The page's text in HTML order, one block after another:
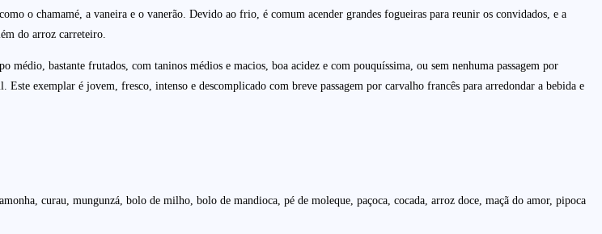
o chamamé, a vaneira e o vanerão. Devido ao frio, é comum acender grandes fogueiras para reunir os convidados, e a
do arroz carreteiro.
bastante frutados, com taninos médios e macios, boa acidez e com pouquíssima, ou sem nenhuma passagem por
exemplar é jovem, fresco, intenso e descomplicado com breve passagem por carvalho francês para arredondar a bebida e
curau, mungunzá, bolo de milho, bolo de mandioca, pé de moleque, paçoca, cocada, arroz doce, maçã do amor, pipoca